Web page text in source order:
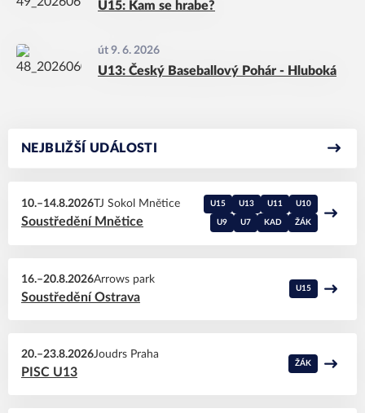
U15: Kam se hrabe?
út 9. 6. 2026
U13: Český Baseballový Pohár - Hluboká
NEJBLIŽŠÍ UDÁLOSTI
10.–14.8.2026TJ Sokol Mnětice
Soustředění Mnětice
U15 U13 U11 U10
U9 U7 KAD ŽÁK
16.–20.8.2026Arrows park
Soustředění Ostrava
U15
20.–23.8.2026Joudrs Praha
PISC U13
ŽÁK